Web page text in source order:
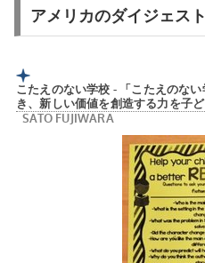
アメリカのダイジェスト